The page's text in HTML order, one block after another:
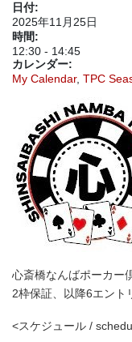
日付:
2025年11月25日
時間:
12:30 - 14:45
カレンダー:
My Calendar, TPC
心斎橋なんばポーカー
2枠保証、以降6エント
<スケジュール /